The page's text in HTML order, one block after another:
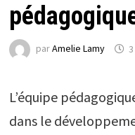
parAmelie Lamy
L’équipe
dans le